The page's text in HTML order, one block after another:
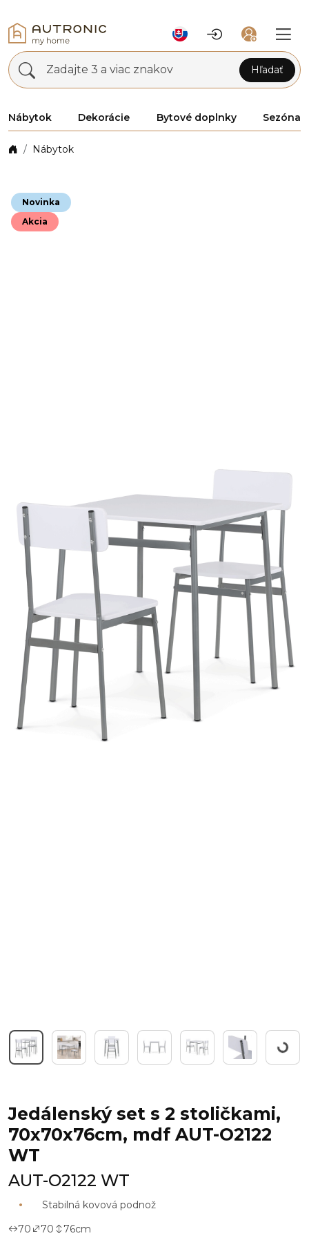
Zadajte 3 a viac znakov Hľadať
Nábytok Dekorácie Bytové doplnky Sezóna
Nábytok
Novinka
Akcia
Jedálenský set s 2 stoličkami,
70x70x76cm, mdf AUT-O2122
WT
AUT-O2122 WT
Stabilná kovová podnož
70
70 76cm